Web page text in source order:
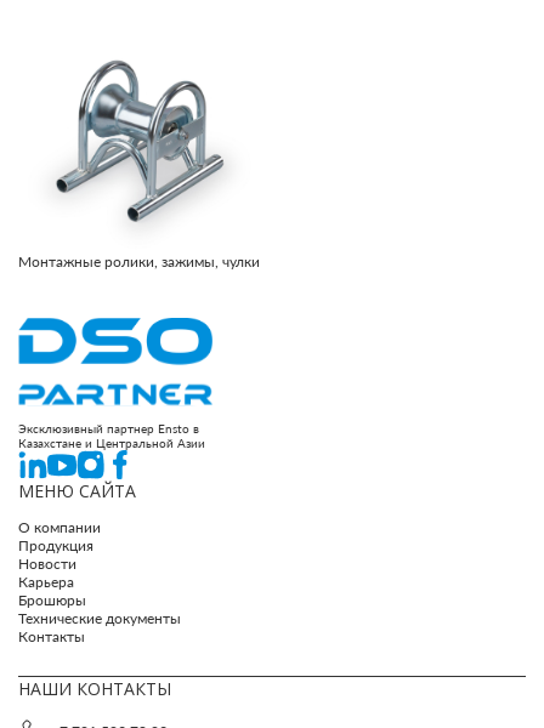
Монтажные ролики, зажимы, чулки
Эксклюзивный партнер Ensto в
Казахстане и Центральной Азии
МЕНЮ САЙТА
О компании
Продукция
Новости
Карьера
Брошюры
Технические документы
Контакты
НАШИ КОНТАКТЫ